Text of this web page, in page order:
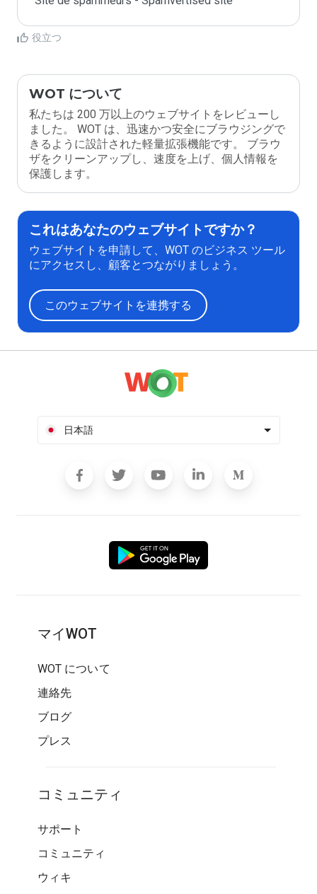
役立つ
WOT について
私たちは 200 万以上のウェブサイトをレビューし
ました。 WOT は、迅速かつ安全にブラウジングで
きるように設計された軽量拡張機能です。 ブラウ
ザをクリーンアップし、速度を上げ、個人情報を
保護します。
これはあなたのウェブサイトですか？
ウェブサイトを申請して、WOT のビジネス ツール
にアクセスし、顧客とつながりましょう。
このウェブサイトを連携する
日本語
マイWOT
WOT について
連絡先
ブログ
プレス
コミュニティ
サポート
コミュニティ
ウィキ